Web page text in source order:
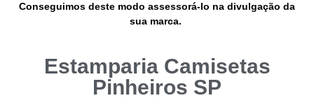
Conseguimos deste modo assessorá-lo na divulgação da
sua marca.
Estamparia Camisetas
Pinheiros SP